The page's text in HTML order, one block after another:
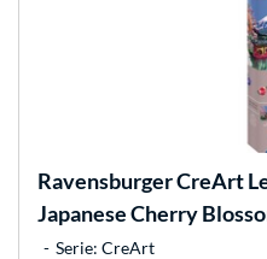
RavensburgerCreArt
Japanese Cherry
Serie: CreArt